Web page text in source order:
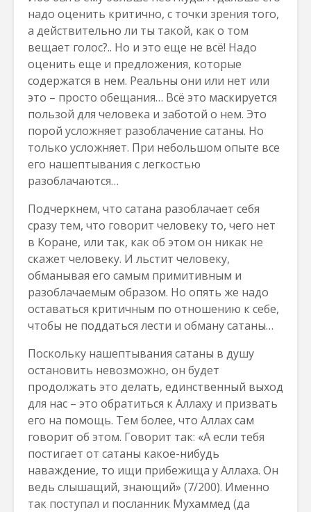
надо оценить критично, с точки зрения того,
а действительно ли ты такой, как о том
вещает голос?.. Но и это еще не всё! Надо
оценить еще и предложения, которые
содержатся в нем. Реальны они или нет или
это – просто обещания… Всё это маскируется
пользой для человека и заботой о нем. Это
порой усложняет разоблачение сатаны. Но
только усложняет. При небольшом опыте все
его нашептывания с легкостью
разоблачаются…
Подчеркнем, что сатана разоблачает себя
сразу тем, что говорит человеку то, чего нет
в Коране, или так, как об этом он никак не
скажет человеку. И льстит человеку,
обманывая его самым примитивным и
разоблачаемым образом. Но опять же надо
оставаться критичным по отношению к себе,
чтобы не поддаться лести и обману сатаны…
Поскольку нашептывания сатаны в душу
остановить невозможно, он будет
продолжать это делать, единственный выход
для нас – это обратиться к Аллаху и призвать
его на помощь. Тем более, что Аллах сам
говорит об этом. Говорит так: «А если тебя
постигает от сатаны какое-нибудь
наваждение, то ищи прибежища у Аллаха. Он
ведь слышащий, знающий» (7/200). Именно
так поступал и посланник Мухаммед (да